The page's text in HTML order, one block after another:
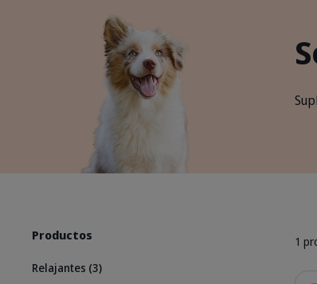
Productos
Relajantes (3)
1